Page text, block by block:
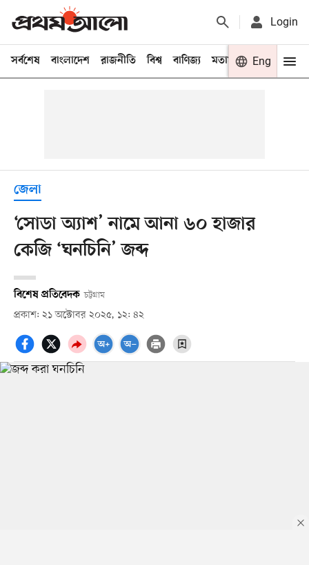
Login
সর্বশেষ বাংলাদেশ রাজনীতি বিশ্ব বাণিজ্য মতামত খেলা
Eng
জেলা
‘সোডা অ্যাশ’ নামে আনা ৬০ হাজার
কেজি ‘ঘনচিনি’ জব্দ
বিশেষ প্রতিবেদক চট্টগ্রাম
প্রকাশ: ২১ অক্টোবর ২০২৫, ১২: ৪২